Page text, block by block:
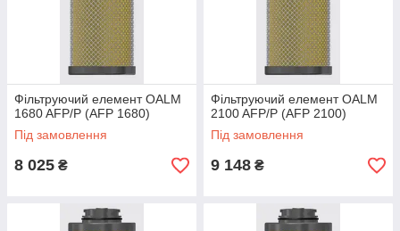
Фільтруючий елемент OALM
1680 AFP/P (AFP 1680)
Під замовлення
8 025 ₴
Фільтруючий елемент OALM
2100 AFP/P (AFP 2100)
Під замовлення
9 148 ₴